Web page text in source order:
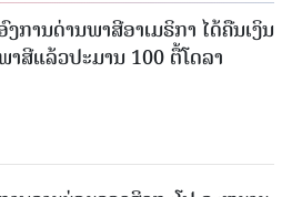
ງການດ່ານພາສີອາເມຣິກາ ໄດ້ຄືນເງິນ
າສີແລ້ວປະມານ 100 ຕື້ໂດລາ